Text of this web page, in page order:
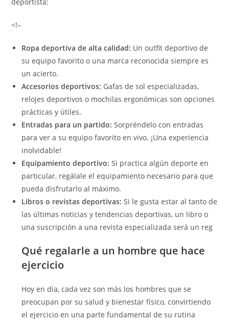
<!–
Ropa deportiva de alta calidad: Un outfit deportivo de
su equipo favorito o una marca reconocida siempre es
un acierto.
Accesorios deportivos: Gafas de sol especializadas,
relojes deportivos o mochilas ergonómicas son opciones
prácticas y útiles.
Entradas para un partido: Sorpréndelo con entradas
para ver a su equipo favorito en vivo. ¡Una experiencia
inolvidable!
Equipamiento deportivo: Si practica algún deporte en
particular, regálale el equipamiento necesario para que
pueda disfrutarlo al máximo.
Libros o revistas deportivas: Si le gusta estar al tanto de
las últimas noticias y tendencias deportivas, un libro o
una suscripción a una revista especializada será un reg
Qué regalarle a un hombre que hace
ejercicio
Hoy en día, cada vez son más los hombres que se
preocupan por su salud y bienestar físico, convirtiendo
el ejercicio en una parte fundamental de su rutina